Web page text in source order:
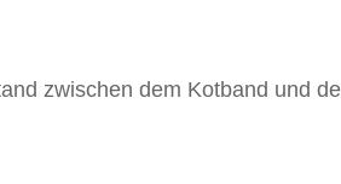
zwischen dem Kotband und